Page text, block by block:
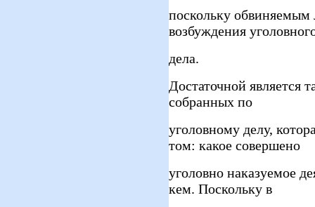
поскольку обвиняемым
возбуждения
дела.
Достаточной является
собранных по
уголовному делу,
том: какое совершено
уголовно наказуемое
кем. Поскольку в